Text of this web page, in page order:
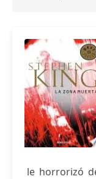
le horrorizó